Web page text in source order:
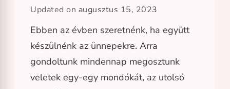
Updated on augusztus 15, 2023
Ebben az évben szeretnénk, ha együtt
készülnénk az ünnepekre. Arra
gondoltunk mindennap megosztunk
veletek egy-egy mondókát, az utolsó